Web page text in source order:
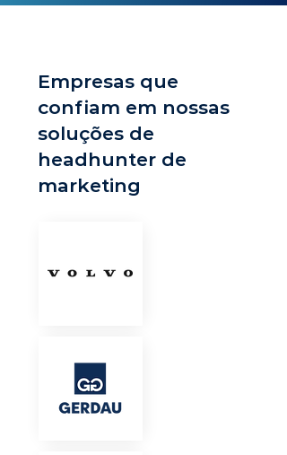
Empresas que
confiam em nossas
soluções de
headhunter de
marketing